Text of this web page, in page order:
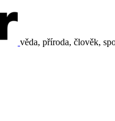
věda, příroda, člověk,